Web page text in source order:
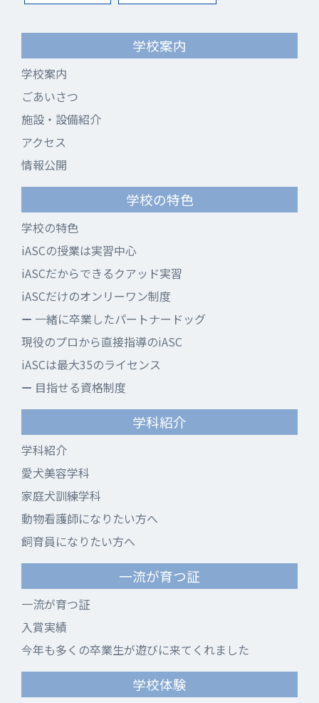
学校案内
学校案内
ごあいさつ
施設・設備紹介
アクセス
情報公開
学校の特色
学校の特色
iASCの授業は実習中心
iASCだからできるクアッド実習
iASCだけのオンリーワン制度
一緒に卒業したパートナードッグ
現役のプロから直接指導のiASC
iASCは最大35のライセンス
目指せる資格制度
学科紹介
学科紹介
愛犬美容学科
家庭犬訓練学科
動物看護師になりたい方へ
飼育員になりたい方へ
一流が育つ証
一流が育つ証
入賞実績
今年も多くの卒業生が遊びに来てくれました
学校体験